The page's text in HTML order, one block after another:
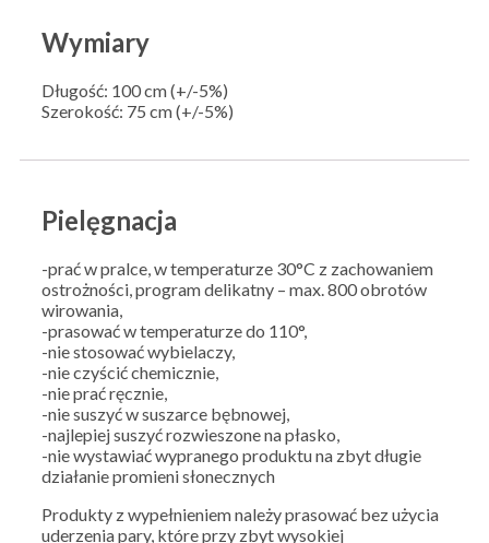
Wymiary
Długość: 100 cm (+/-5%)
Szerokość: 75 cm (+/-5%)
Pielęgnacja
-prać w pralce, w temperaturze 30°C z zachowaniem
ostrożności, program delikatny – max. 800 obrotów
wirowania,
-prasować w temperaturze do 110°,
-nie stosować wybielaczy,
-nie czyścić chemicznie,
-nie prać ręcznie,
-nie suszyć w suszarce bębnowej,
-najlepiej suszyć rozwieszone na płasko,
-nie wystawiać wypranego produktu na zbyt długie
działanie promieni słonecznych
Produkty z wypełnieniem należy prasować bez użycia
uderzenia pary, które przy zbyt wysokiej